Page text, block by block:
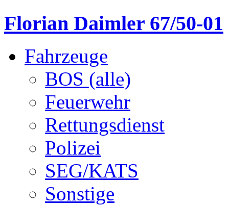
Florian Daimler 67/50-01
Fahrzeuge
BOS (alle)
Feuerwehr
Rettungsdienst
Polizei
SEG/KATS
Sonstige